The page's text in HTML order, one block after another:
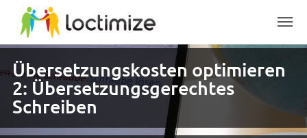
Skip to main content
Über­setzungs­­kosten optimieren
2: Über­setzungs­­ge­rechtes
Schreiben